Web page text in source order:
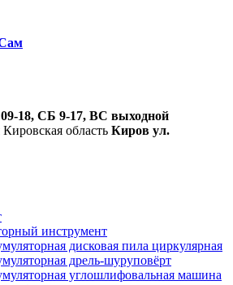
18, СБ 9-17, ВС выходной
Кировская область Киров ул.
инструмент
дисковая пила циркулярная
дрель-шуруповёрт
углошлифовальная машина